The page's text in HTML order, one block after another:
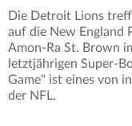
Die Detroit Lions
auf die New England
Amon-Ra St. Brown
letztjährigen Super-
Game" ist eines von
der NFL.